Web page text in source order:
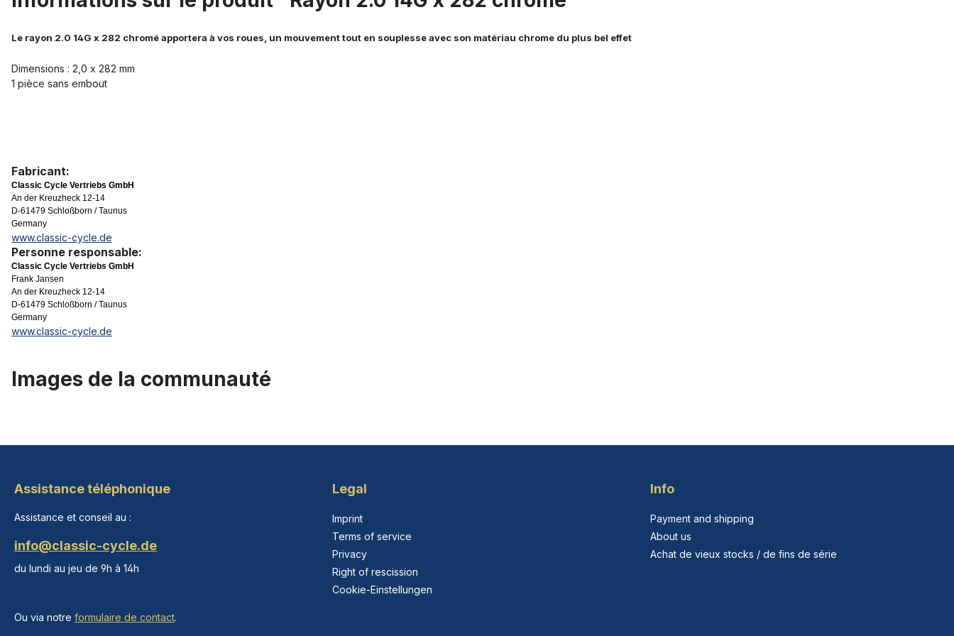
Le rayon 2.0 14G x 282 chromé apportera à vos roues, un mouvement tout en souplesse avec son matériau chrome du plus bel effet
Dimensions : 2,0 x 282 mm
1 pièce sans embout
Fabricant:
Classic Cycle Vertriebs GmbH
An der Kreuzheck 12-14
D-61479 Schloßborn / Taunus
Germany
www.classic-cycle.de
Personne responsable:
Classic Cycle Vertriebs GmbH
Frank Jansen
An der Kreuzheck 12-14
D-61479 Schloßborn / Taunus
Germany
www.classic-cycle.de
Images de la communauté
Assistance téléphonique
Assistance et conseil au :
info@classic-cycle.de
du lundi au jeu de 9h à 14h
Ou via notre formulaire de contact.
Legal
Imprint
Terms of service
Privacy
Right of rescission
Cookie-Einstellungen
Info
Payment and shipping
About us
Achat de vieux stocks / de fins de série